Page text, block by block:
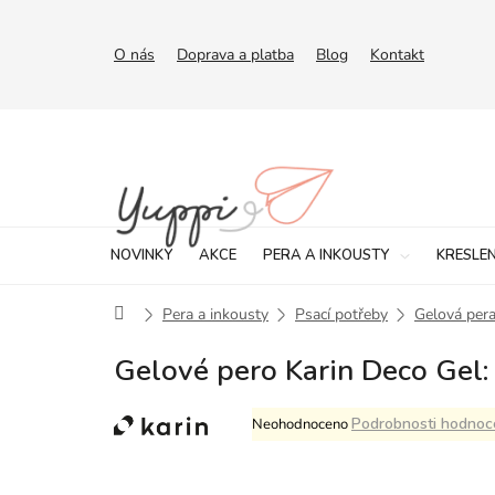
O nás Doprava a platba Blog Kontakt
NOVINKY AKCE PERA A INKOUSTY
DomůPera a inkousty Psací potřeby Gelová pera
Gelové pero Karin Deco
Průměrné
hodnocení
NeohodnocenoPodrobnosti